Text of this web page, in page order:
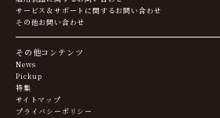
サービス＆サポートに関するお問い合わせ
その他お問い合わせ
その他コンテンツ
News
Pickup
特集
サイトマップ
プライバシーポリシー